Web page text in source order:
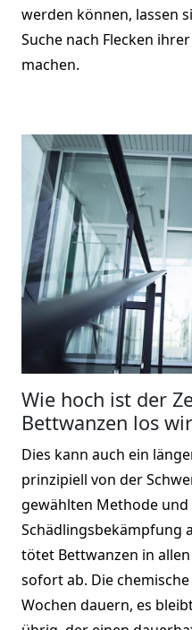
werden können, lassen
Suche nach Flecken
machen.
Wie hoch ist der
Bettwanzen los
Dies kann auch ein
prinzipiell von der
gewählten Methode
Schädlingsbekämpfung
tötet Bettwanzen in
sofort ab. Die
Wochen dauern, es